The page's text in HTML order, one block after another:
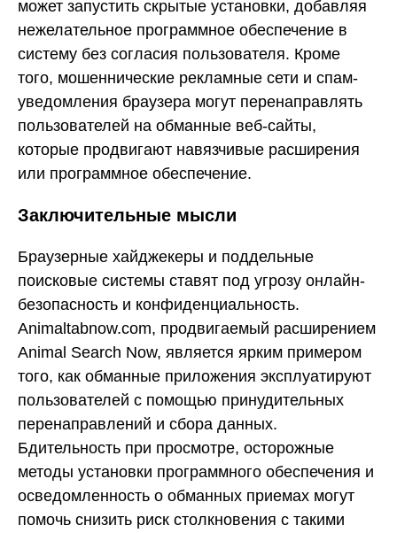
может запустить скрытые установки, добавляя
нежелательное программное обеспечение в
систему без согласия пользователя. Кроме
того, мошеннические рекламные сети и спам-
уведомления браузера могут перенаправлять
пользователей на обманные веб-сайты,
которые продвигают навязчивые расширения
или программное обеспечение.
Заключительные мысли
Браузерные хайджекеры и поддельные
поисковые системы ставят под угрозу онлайн-
безопасность и конфиденциальность.
Animaltabnow.com, продвигаемый расширением
Animal Search Now, является ярким примером
того, как обманные приложения эксплуатируют
пользователей с помощью принудительных
перенаправлений и сбора данных.
Бдительность при просмотре, осторожные
методы установки программного обеспечения и
осведомленность о обманных приемах могут
помочь снизить риск столкновения с такими